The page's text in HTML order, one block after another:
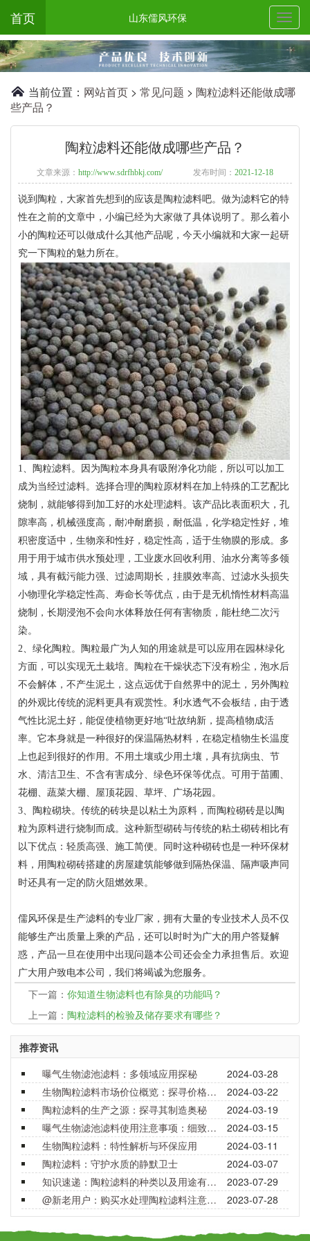
首页 山东儒风环保
当前位置： 网站首页 > 常见问题 > 陶粒滤料还能做成哪
些产品？
陶粒滤料还能做成哪些产品？
文章来源： http://www.sdrfhbkj.com/ 发布时间： 2021-12-18
说到陶粒，大家首先想到的应该是陶粒滤料吧。做为滤料它的特
性在之前的文章中，小编已经为大家做了具体说明了。那么着小
小的陶粒还可以做成什么其他产品呢，今天小编就和大家一起研
究一下陶粒的魅力所在。
1、陶粒滤料。因为陶粒本身具有吸附净化功能，所以可以加工
成为当经过滤料。选择合理的陶粒原材料在加上特殊的工艺配比
烧制，就能够得到加工好的水处理滤料。该产品比表面积大，孔
隙率高，机械强度高，耐冲耐磨损，耐低温，化学稳定性好，堆
积密度适中，生物亲和性好，稳定性高，适于生物膜的形成。多
用于用于城市供水预处理，工业废水回收利用、油水分离等多领
域，具有截污能力强、过滤周期长，挂膜效率高、过滤水头损失
小物理化学稳定性高、寿命长等优点，由于是无机惰性材料高温
烧制，长期浸泡不会向水体释放任何有害物质，能杜绝二次污
染。
2、绿化陶粒。陶粒最广为人知的用途就是可以应用在园林绿化
方面，可以实现无土栽培。陶粒在干燥状态下没有粉尘，泡水后
不会解体，不产生泥土，这点远优于自然界中的泥土，另外陶粒
的外观比传统的泥料更具有观赏性。利水透气不会板结，由于透
气性比泥土好，能促使植物更好地“吐故纳新，提高植物成活
率。它本身就是一种很好的保温隔热材料，在稳定植物生长温度
上也起到很好的作用。不用土壤或少用土壤，具有抗病虫、节
水、清洁卫生、不含有害成分、绿色环保等优点。可用于苗圃、
花棚、蔬菜大棚、屋顶花园、草坪、广场花园。
3、陶粒砌块。传统的砖块是以粘土为原料，而陶粒砌砖是以陶
粒为原料进行烧制而成。这种新型砌砖与传统的粘土砌砖相比有
以下优点：轻质高强、施工简便。同时这种砌砖也是一种环保材
料，用陶粒砌砖搭建的房屋建筑能够做到隔热保温、隔声吸声同
时还具有一定的防火阻燃效果。
儒风环保是生产滤料的专业厂家，拥有大量的专业技术人员不仅
能够生产出质量上乘的产品，还可以时时为广大的用户答疑解
惑，产品一旦在使用中出现问题本公司还会全力承担售后。欢迎
广大用户致电本公司，我们将竭诚为您服务。
下一篇： 你知道生物滤料也有除臭的功能吗？
上一篇： 陶粒滤料的检验及储存要求有哪些？
推荐资讯
曝气生物滤池滤料：多领域应用探秘
2024-03-28
生物陶粒滤料市场价位概览：探寻价格背后的价值与选择
2024-03-22
陶粒滤料的生产之源：探寻其制造奥秘
2024-03-19
曝气生物滤池滤料使用注意事项：细致呵护，确保效能
2024-03-15
生物陶粒滤料：特性解析与环保应用
2024-03-11
陶粒滤料：守护水质的静默卫士
2024-03-07
知识速递：陶粒滤料的种类以及用途有哪些？
2023-07-29
@新老用户：购买水处理陶粒滤料注意事项要了解！
2023-07-28